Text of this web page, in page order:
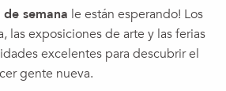
2026
de los primeros instantes de la
Piano
semana le están esperando! Los
las exposiciones de arte y las ferias
excelentes para descubrir el
gente nueva.